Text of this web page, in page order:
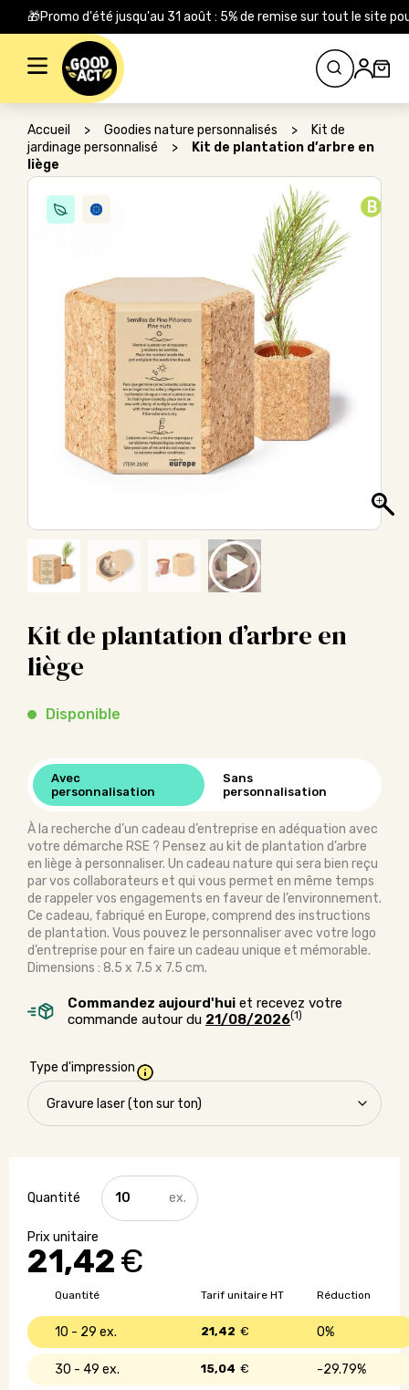
🎁Promo d'été jusqu'au 31 août : 5% de remise sur tout le site
Rechercher :
Accueil > Goodies nature personnalisés >
Kit de
jardinage personnalisé
>
Kit de plantation d’arbre en
liège
B
Kit de plantation d’arbre en
liège
Disponible
Avec
personnalisation
Sans
personnalisation
À la recherche d’un cadeau d’entreprise en adéquation avec
votre démarche RSE ? Pensez au kit de plantation d’arbre
en liège à personnaliser. Un cadeau nature qui sera bien reçu
par vos collaborateurs et qui vous permet en même temps
de rappeler vos engagements en faveur de l’environnement.
Ce cadeau, fabriqué en Europe, comprend des instructions
de plantation. Vous pouvez le personnaliser avec votre logo
d’entreprise pour en faire un cadeau unique et mémorable.
Dimensions : 8.5 x 7.5 x 7.5 cm.
Commandez aujourd'hui et recevez votre
commande autour du 21/08/2026(1)
Type d'impression
21,42€
quantité
de
Kit
plantation
d'arbre
Quantité Réduction
Tarif unitaire HT
10 - 29 0%
21,42 €
30 - 49 29.79%
15,04 €